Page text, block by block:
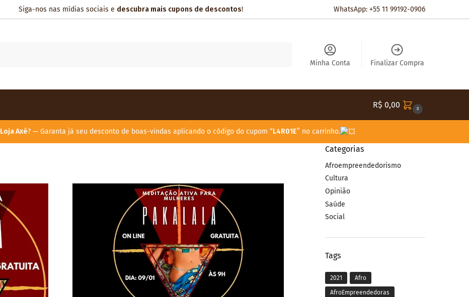
Siga-nos nas mídias sociais e descubra mais cupons de descontos! WhatsApp: +55 11 99192-0906
Minha Conta Finalizar Compra
R$ 0,00 0
Loja Axé? — Garanta já seu desconto de boas-vindas aplicando o código do cupom “L4R01E” no carrinho.
Categorias
Afroempreendedorismo
Cultura
Opinião
Saúde
Social
Tags
2021 Afro
AfroEmpreendedoras